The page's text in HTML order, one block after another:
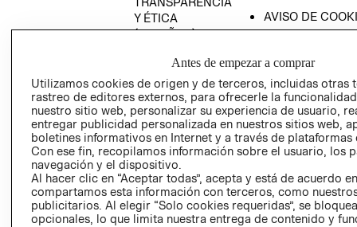
Y ÉTICA
(ESPAÑOL)
PROGRAMA DE
Y ÉTICA (INGLÉS)
AVISO DE
COMERCIO - SIC
PETICIONES
QUEJAS Y
RECLAMOS
Antes de empezar a comprar
Utilizamos cookies de origen y de terceros, incluidas otras
rastreo de editores externos, para ofrecerle la
nuestro sitio web, personalizar su experiencia de usuario,
entregar publicidad personalizada en nuestros sitios web,
boletines informativos en Internet y a través de plataformas
Con ese fin, recopilamos información sobre el usuario, los
navegación y el dispositivo.
Al hacer clic en “Aceptar todas”, acepta y está de acuerdo
compartamos esta información con terceros, como
publicitarios. Al elegir “Solo cookies requeridas”, se
opcionales, lo que limita nuestra entrega de contenido y